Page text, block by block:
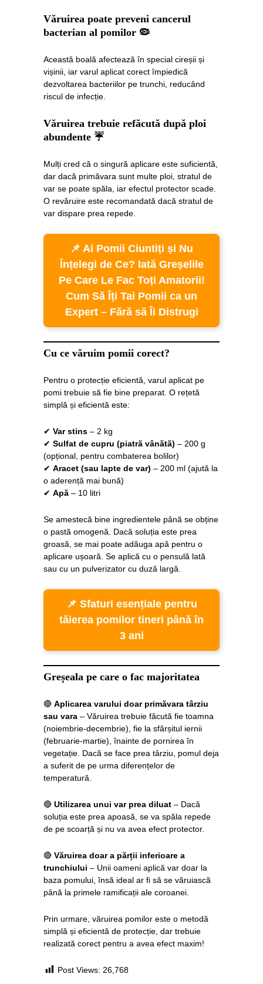
Văruirea poate preveni cancerul
bacterian al pomilor 🦠
Această boală afectează în special cireșii și
vișinii, iar varul aplicat corect împiedică
dezvoltarea bacteriilor pe trunchi, reducând
riscul de infecție.
Văruirea trebuie refăcută după ploi
abundente ☔
Mulți cred că o singură aplicare este suficientă,
dar dacă primăvara sunt multe ploi, stratul de
var se poate spăla, iar efectul protector scade.
O revăruire este recomandată dacă stratul de
var dispare prea repede.
📌 Ai Pomii Ciuntiți și Nu
Înțelegi de Ce? Iată Greșelile
Pe Care Le Fac Toți Amatorii!
Cum Să Îți Tai Pomii ca un
Expert – Fără să Îi Distrugi
Cu ce văruim pomii corect?
Pentru o protecție eficientă, varul aplicat pe
pomi trebuie să fie bine preparat. O rețetă
simplă și eficientă este:
✔ Var stins – 2 kg
✔ Sulfat de cupru (piatră vânătă) – 200 g
(opțional, pentru combaterea bolilor)
✔ Aracet (sau lapte de var) – 200 ml (ajută la
o aderență mai bună)
✔ Apă – 10 litri
Se amestecă bine ingredientele până se obține
o pastă omogenă. Dacă soluția este prea
groasă, se mai poate adăuga apă pentru o
aplicare ușoară. Se aplică cu o pensulă lată
sau cu un pulverizator cu duză largă.
📌 Sfaturi esențiale pentru
tăierea pomilor tineri până în
3 ani
Greșeala pe care o fac majoritatea
🔴 Aplicarea varului doar primăvara târziu
sau vara – Văruirea trebuie făcută fie toamna
(noiembrie-decembrie), fie la sfârșitul iernii
(februarie-martie), înainte de pornirea în
vegetație. Dacă se face prea târziu, pomul deja
a suferit de pe urma diferențelor de
temperatură.
🔴 Utilizarea unui var prea diluat – Dacă
soluția este prea apoasă, se va spăla repede
de pe scoarță și nu va avea efect protector.
🔴 Văruirea doar a părții inferioare a
trunchiului – Unii oameni aplică var doar la
baza pomului, însă ideal ar fi să se văruiască
până la primele ramificații ale coroanei.
Prin urmare, văruirea pomilor este o metodă
simplă și eficientă de protecție, dar trebuie
realizată corect pentru a avea efect maxim!
Post Views: 26,768